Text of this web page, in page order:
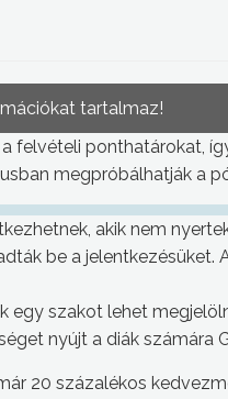
tartalmaz!
felvételi ponthatárokat,
megpróbálhatják a
akik nem
be a jelentkezésüket.
egy szakot lehet
nyújt a diák számára
20 százalékos